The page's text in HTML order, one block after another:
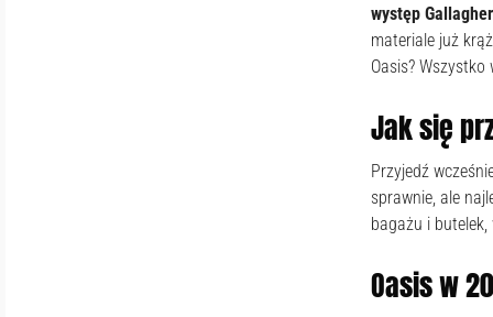
występ
materiale już
Oasis?
Jak się
Przyjedź
sprawnie, ale
bagażu i
Oasis w